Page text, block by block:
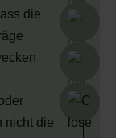
die
nicht die